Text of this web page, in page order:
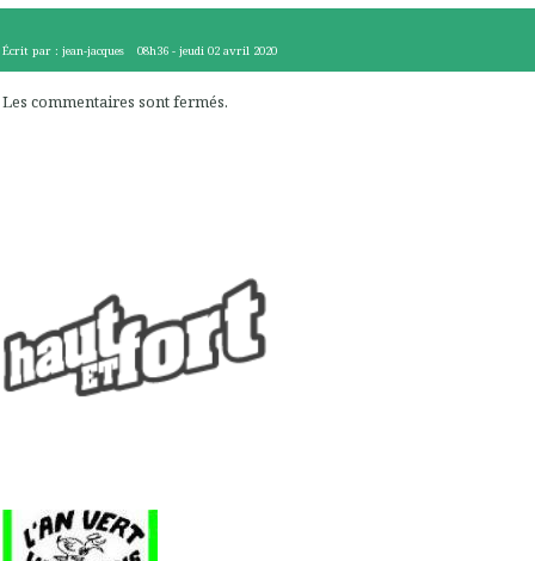
Écrit par : jean-jacques 08h36 -jeudi 02 avril 2020
Les commentaires sont fermés.